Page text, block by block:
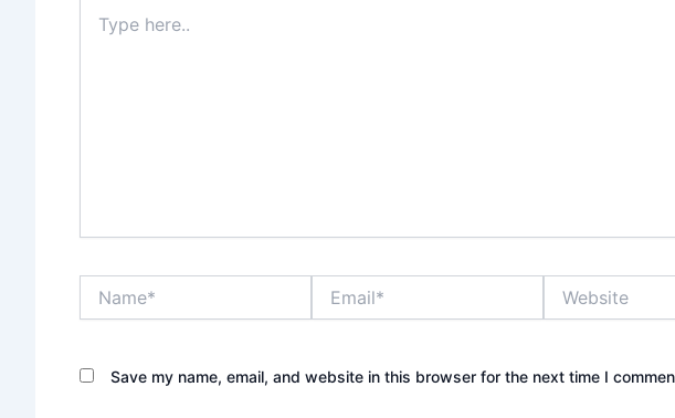
here..
Save my name, email, and website in this browser for the next time I